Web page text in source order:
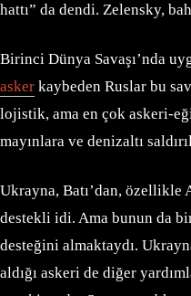
hattı” da dendi. Zelensky,
Birinci Dünya Savaşı’nda
asker kaybeden Ruslar bu
lojistik, ama en çok askeri-
mayınlara ve denizaltı
Ukrayna, Batı’dan, özellikle
destekli idi. Ama bunun da
desteğini almaktaydı.
aldığı askeri de diğer